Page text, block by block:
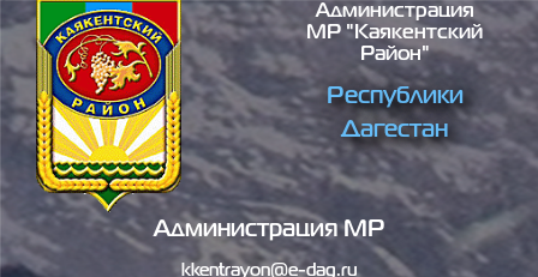
Перейти к основному содержаниюАдминистрация
МР "Каякентский
Район"
Республики
Дагестан
Администрация МР
kkentrayon@e-dag.ru